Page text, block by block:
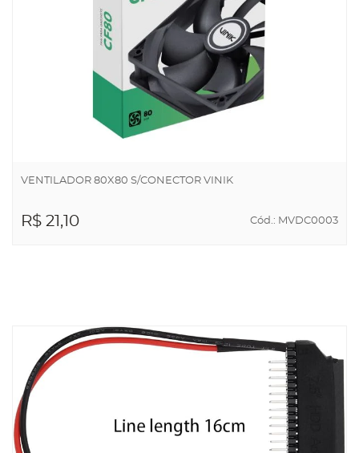
VENTILADOR 80X80 S/CONECTOR VINIK
R$ 21,10 Cód.: MVDC0003